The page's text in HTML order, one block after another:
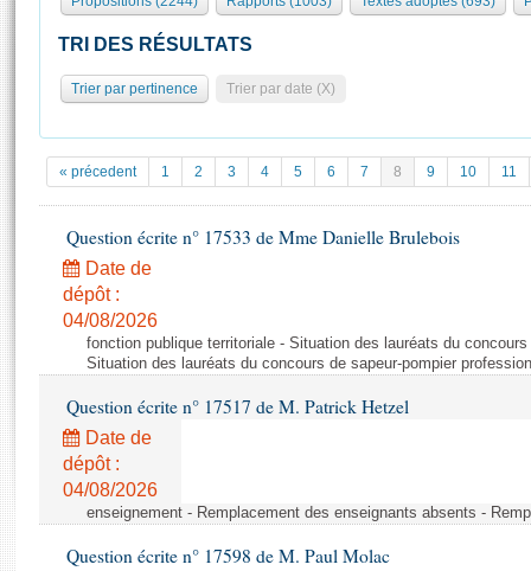
Pétitions
Projets de loi
Propositions de loi
Amendements
Textes adoptés
Rapports législatifs
Rapports sur l'application des lois
Baromètre de l’application des lois
Statistiques et chiffres clés
Documents de référence
( Constitution | Règlement de l'Assemblée ... )
Histoire
Juniors
Anciennes législatures
La Bibliothèque
Contacts et plan d'accès
Photos libres de droit
TRI DES RÉSULTATS
Trier par pertinence Trier par date (X)
« précedent 1 2 3 4 5 6 7 8 9 10 11
Question écrite n° 17533 de Mme Danielle Brulebois
Date de
dépôt :
04/08/2026
fonction publique territoriale - Situation des lauréats du
Situation des lauréats du concours de sapeur-pompier
Question écrite n° 17517 de M. Patrick Hetzel
Date de
dépôt :
04/08/2026
enseignement - Remplacement des enseignants absents -
Question écrite n° 17598 de M. Paul Molac